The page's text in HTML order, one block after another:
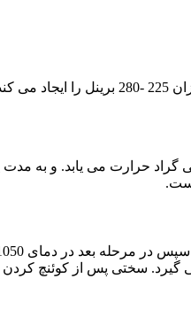
تنش های ناشی از ماشین کاری انجام می گیرد. برای این منظور